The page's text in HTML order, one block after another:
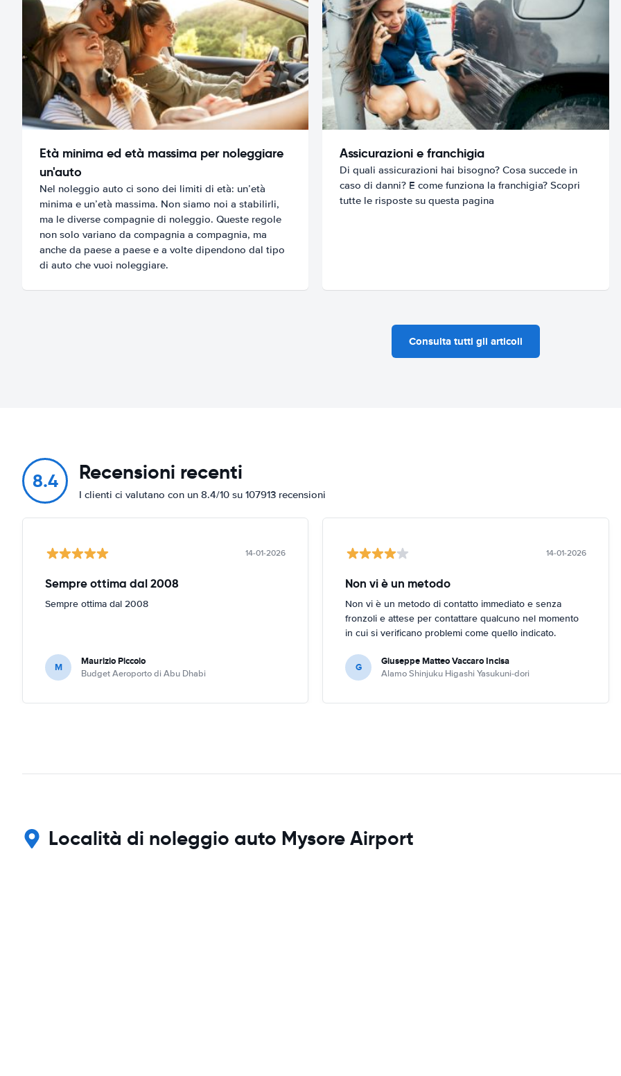
Età minima ed età massima per noleggiare
un'auto
Nel noleggio auto ci sono dei limiti di età: un’età
minima e un’età massima. Non siamo noi a stabilirli,
ma le diverse compagnie di noleggio. Queste regole
non solo variano da compagnia a compagnia, ma
anche da paese a paese e a volte dipendono dal tipo
di auto che vuoi noleggiare.
Assicurazioni e franchigia
Di quali assicurazioni hai bisogno? Cosa succede in
caso di danni? E come funziona la franchigia? Scopri
tutte le risposte su questa pagina
Consulta tutti gli articoli
8.4 Recensioni recenti
I clienti ci valutano con un 8.4/10 su 107913 recensioni
14-01-2026
Sempre ottima dal 2008
Sempre ottima dal 2008
M Maurizio Piccolo
Budget Aeroporto di Abu Dhabi
14-01-2026
Non vi è un metodo
Non vi è un metodo di contatto immediato e senza
fronzoli e attese per contattare qualcuno nel momento
in cui si verificano problemi come quello indicato.
G Giuseppe Matteo Vaccaro Incisa
Alamo Shinjuku Higashi Yasukuni-dori
Località di noleggio auto Mysore Airport